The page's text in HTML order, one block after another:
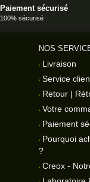
Paiement sécurisé
100% sécurisé
NOS
Livraison
Service
Retour |
Votre
Paiement
Pourquoi
?
Creox -